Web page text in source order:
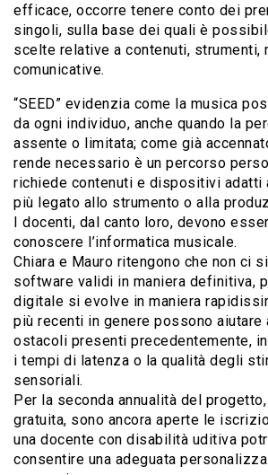
efficace, occorre tenere conto dei
singoli, sulla base dei quali è
scelte relative a contenuti, strumenti,
comunicative.
“SEED” evidenzia come la musica
da ogni individuo, anche quando la
assente o limitata; come già
rende necessario è un percorso
richiede contenuti e dispositivi adatti
più legato allo strumento o alla
I docenti, dal canto loro, devono
conoscere l’informatica musicale.
Chiara e Mauro ritengono che non ci
software validi in maniera definitiva,
digitale si evolve in maniera
più recenti in genere possono aiutare
ostacoli presenti precedentemente,
i tempi di latenza o la qualità degli
sensoriali.
Per la seconda annualità del progetto,
gratuita, sono ancora aperte le
una docente con disabilità uditiva
consentire una adeguata